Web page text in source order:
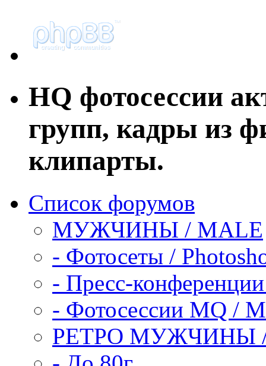
HQ фотосессии
групп, кадры из
клипарты.
Список форумов
МУЖЧИНЫ / MALE
- Фотосеты /
- Пресс-
- Фотосессии MQ /
РЕТРО МУЖЧИНЫ /